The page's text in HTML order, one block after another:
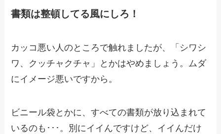
書類は整頓してる風にしろ！
カッコ悪い人のところで触れましたが、「シワシ
ワ、クッチャクチャ」とかはやめましょう。ムダ
にイメージ悪いですから。
ビニール袋とかに、すべての書類が放り込まれて
いるのも･･･。別にイイんですけど、イイんだけ